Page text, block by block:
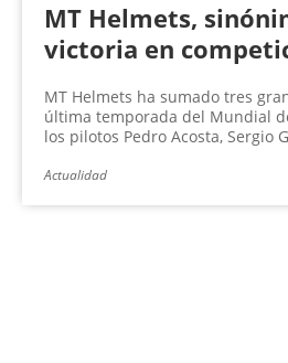
MT Helmets,
victoria en
MT Helmets ha sumado tres
última temporada del Mundial
los pilotos Pedro Acosta, Sergio
Actualidad